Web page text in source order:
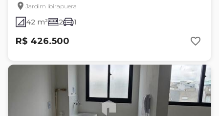
Jardim Ibirapuera
42 m² 2 1
R$ 426.500